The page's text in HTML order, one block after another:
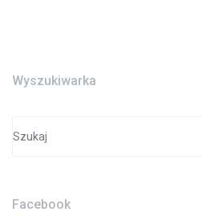
Wyszukiwarka
for:
Facebook